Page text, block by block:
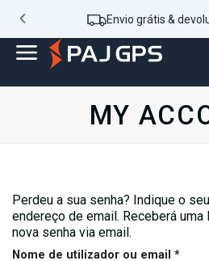
& devoluções 30 dias
MY
Perdeu a sua senha? Indique o
endereço de email. Receberá uma
nova senha via email.
Nome de utilizador ou email *